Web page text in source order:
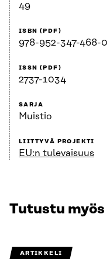
49
ISBN (PDF)
978-952-347-468-0
ISSN (PDF)
2737-1034
SARJA
Muistio
LIITTYVÄ PROJEKTI
EU:n tulevaisuus
Tutustu myös
ARTIKKELI